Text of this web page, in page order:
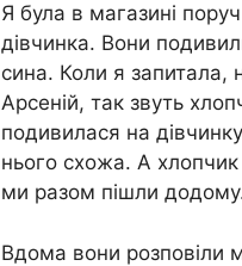
Я була в магазині
дівчинка. Вони
сина. Коли я запитала,
Арсеній, так звуть
подивилася на
нього схожа. А хлопчик
ми разом пішли
Вдома вони розповіли